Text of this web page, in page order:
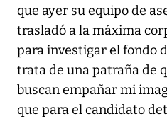
que ayer su equipo de
trasladó a la máxima
para investigar el fondo
trata de una patraña de
buscan empañar mi
que para el candidato